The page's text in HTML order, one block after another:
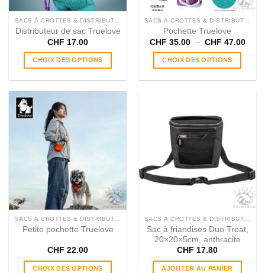
la
page
du
produit
la
page
du
produit
SACS À CROTTES & DISTRIBUTEURS
Distributeur de sac Truelove
CHF 17.00
CHOIX DES OPTIONS
Les
options
peuvent
être
choisies
sur
la
page
du
SACS À CROTTES & DISTRIBUTEURS
Pochette Truelove
CHF 35.00 – CHF 47.00
CHF
CHOIX DES OPTIONS
variations.
Les
options
peuvent
être
choisies
page
du
produit
Petite pochette Truelove
CHF 22.00
CHOIX DES OPTIONS
Sac à friandises Duo Treat,
20×20×5cm, anthracite
CHF 17.80
AJOUTER AU PANIER